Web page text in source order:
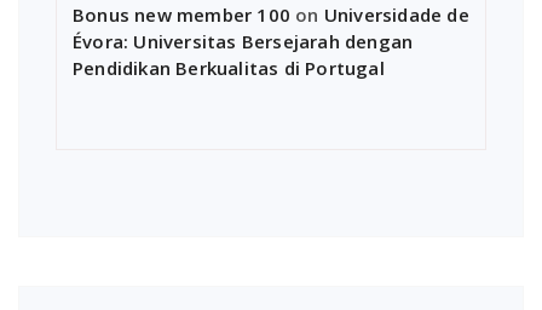
Bonus new member 100 on Universidade de
Évora: Universitas Bersejarah dengan
Pendidikan Berkualitas di Portugal